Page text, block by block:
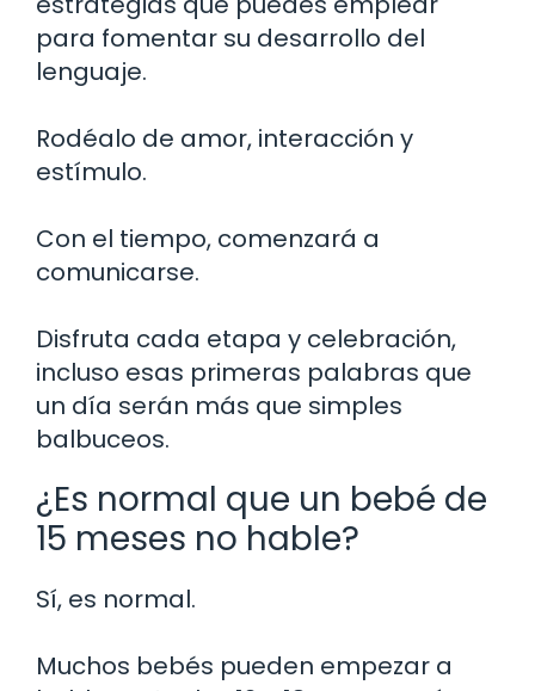
para fomentar su desarrollo del
lenguaje.
Rodéalo de amor, interacción y
estímulo.
Con el tiempo, comenzará a
comunicarse.
Disfruta cada etapa y celebración,
incluso esas primeras palabras que
un día serán más que simples
balbuceos.
¿Es normal que un bebé de
15 meses no hable?
Sí, es normal.
Muchos bebés pueden empezar a